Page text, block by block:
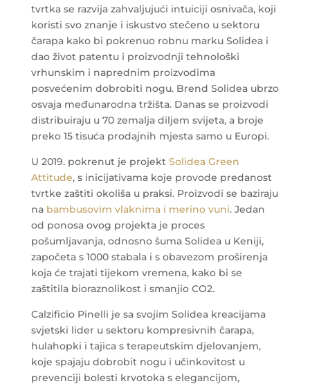
tvrtka se razvija zahvaljujući intuiciji osnivača, koji
koristi svo znanje i iskustvo stečeno u sektoru
čarapa kako bi pokrenuo robnu marku Solidea i
dao život patentu i proizvodnji tehnološki
vrhunskim i naprednim proizvodima
posvećenim dobrobiti nogu. Brend Solidea ubrzo
osvaja međunarodna tržišta. Danas se proizvodi
distribuiraju u 70 zemalja diljem svijeta, a broje
preko 15 tisuća prodajnih mjesta samo u Europi.
U 2019. pokrenut je projekt Solidea Green
Attitude, s inicijativama koje provode predanost
tvrtke zaštiti okoliša u praksi. Proizvodi se baziraju
na bambusovim vlaknima i merino vuni. Jedan
od ponosa ovog projekta je proces
pošumljavanja, odnosno šuma Solidea u Keniji,
započeta s 1000 stabala i s obavezom proširenja
koja će trajati tijekom vremena, kako bi se
zaštitila bioraznolikost i smanjio CO2.
Calzificio Pinelli je sa svojim Solidea kreacijama
svjetski lider u sektoru kompresivnih čarapa,
hulahopki i tajica s terapeutskim djelovanjem,
koje spajaju dobrobit nogu i učinkovitost u
prevenciji bolesti krvotoka s elegancijom,